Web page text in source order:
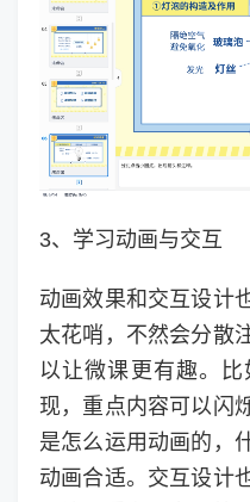
3、学习动画与交互
动画效果和交互设计
太花哨，不然会分散
以让微课更有趣。
现，重点内容可以闪
是怎么运用动画的，
动画合适。交互设计